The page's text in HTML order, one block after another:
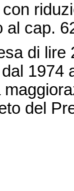
al cap.
di lire
1974
del